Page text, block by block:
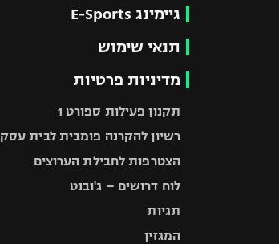
גיימינג E-Sports
תנאי שימוש
מדיניות פרטיות
תקנון פעילות ספורט 1
רשיון להקרנה פומבית לבית עסק
הצטרפות לחבילת הערוצים
לוח דרושים – ג'ובנט
תגיות
המגזין